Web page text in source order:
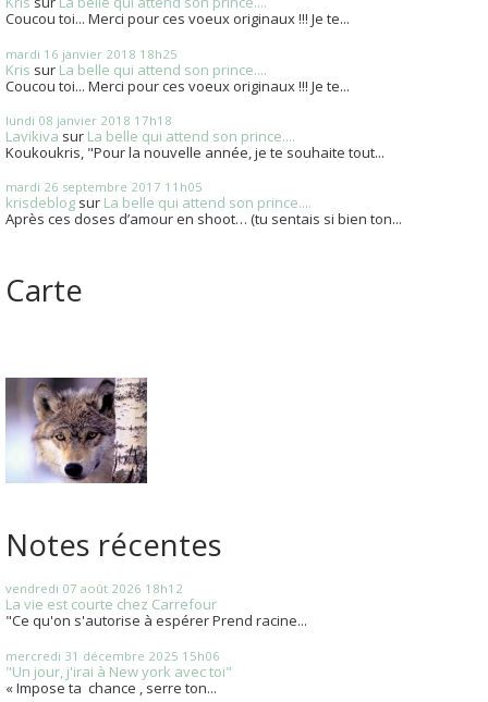
Coucou toi... Merci pour ces voeux originaux !!! Je te...
mardi 16 janvier 2018 18h25
Kris sur La belle qui attend son prince....
Coucou toi... Merci pour ces voeux originaux !!! Je te...
lundi 08 janvier 2018 17h18
Lavikiva sur La belle qui attend son prince....
Koukoukris, "Pour la nouvelle année, je te souhaite tout...
mardi 26 septembre 2017 11h05
krisdeblog sur La belle qui attend son prince....
Après ces doses d’amour en shoot… (tu sentais si bien ton...
Carte
Notes récentes
vendredi 07 août 2026 18h12
La vie est courte chez Carrefour
"Ce qu'on s'autorise à espérer Prend racine...
mercredi 31 décembre 2025 15h06
"Un jour, j'irai à New york avec toi"
« Impose ta chance , serre ton...